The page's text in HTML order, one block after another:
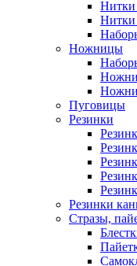
Нитки
Нитки
Ножницы
Пуговицы
Резинки
Резинки
Стразы,